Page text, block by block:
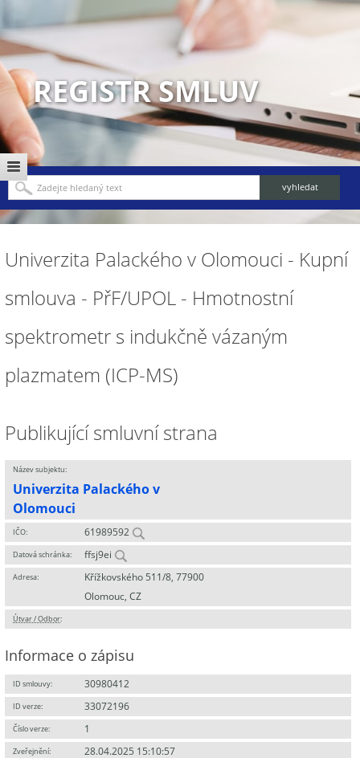
REGISTR SMLUV
Univerzita Palackého v Olomouci - Kupní
smlouva - PřF/UPOL - Hmotnostní
spektrometr s indukčně vázaným
plazmatem (ICP-MS)
Publikující smluvní strana
Název subjektu:
Univerzita Palackého v
Olomouci
IČO: 61989592
Datová schránka: ffsj9ei
Adresa:
Křížkovského 511/8, 77900
Olomouc, CZ
Útvar / Odbor:
Informace o zápisu
ID smlouvy: 30980412
ID verze: 33072196
Číslo verze: 1
Zveřejnění: 28.04.2025 15:10:57